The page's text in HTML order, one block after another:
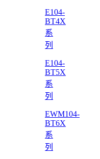
E104-
BT4X
系
列
E104-
BT5X
系
列
EWM104-
BT6X
系
列